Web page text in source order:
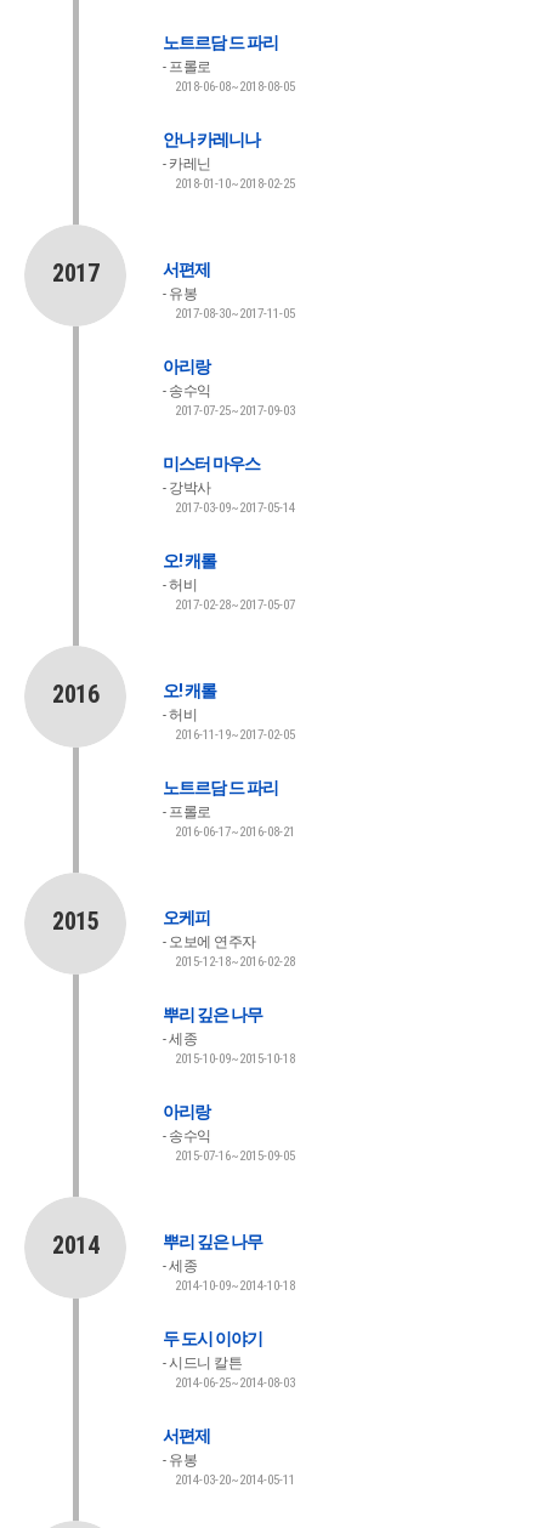
노트르담 드 파리
프롤로
2018-06-08~2018-08-05
안나 카레니나
카레닌
2018-01-10~2018-02-25
2017 서편제
유봉
2017-08-30~2017-11-05
아리랑
송수익
2017-07-25~2017-09-03
미스터 마우스
강박사
2017-03-09~2017-05-14
오! 캐롤
허비
2017-02-28~2017-05-07
2016 오! 캐롤
허비
2016-11-19~2017-02-05
노트르담 드 파리
프롤로
2016-06-17~2016-08-21
2015 오케피
오보에 연주자
2015-12-18~2016-02-28
뿌리 깊은 나무
세종
2015-10-09~2015-10-18
아리랑
송수익
2015-07-16~2015-09-05
2014 뿌리 깊은 나무
세종
2014-10-09~2014-10-18
두 도시 이야기
시드니 칼튼
2014-06-25~2014-08-03
서편제
유봉
2014-03-20~2014-05-11